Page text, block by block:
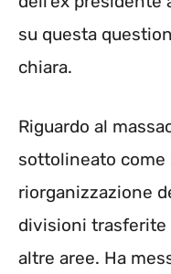
su questa
chiara.
Riguardo al
sottolineato
riorganizzazione
divisioni trasferite
altre aree. Ha